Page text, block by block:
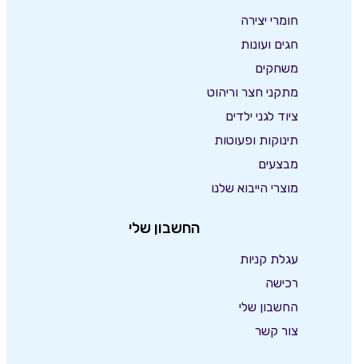
חומרי יצירה
חגים ועונות
משחקים
מתקני חצר וריהוט
ציוד לגני ילדים
תינוקות ופעוטות
מבצעים
מוצרי הייבוא שלנו
החשבון שלי
עגלת קניות
רכישה
החשבון שלי
צור קשר